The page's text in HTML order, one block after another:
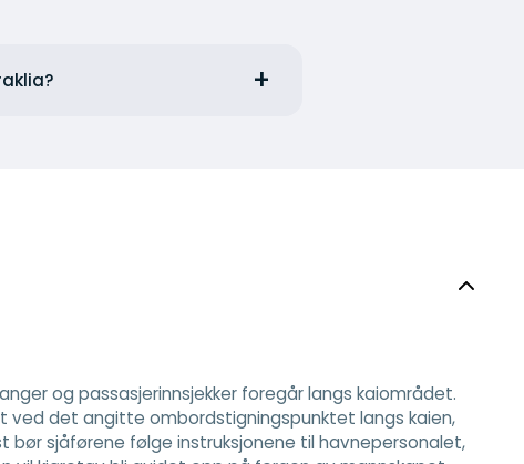
og passasjerinnsjekker foregår langs kaiområdet.
det angitte ombordstigningspunktet langs kaien,
sjåførene følge instruksjonene til havnepersonalet,